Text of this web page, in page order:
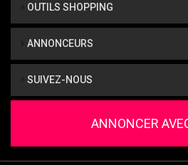
OUTILS SHOPPING
ANNONCEURS
SUIVEZ-NOUS
ANNONCER